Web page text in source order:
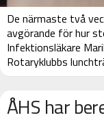
De närmaste två
avgörande för hur
Infektionsläkare
Rotaryklubbs
ÅHS har